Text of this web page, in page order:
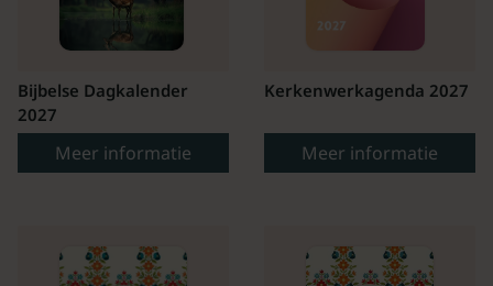
Bijbelse Dagkalender
2027
Meer informatie
Kerkenwerkagenda 2027
Meer informatie